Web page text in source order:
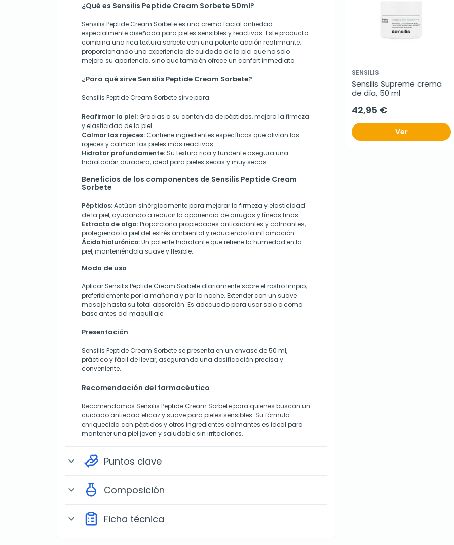
¿Qué es Sensilis Peptide Cream Sorbete 50ml?
Sensilis Peptide Cream Sorbete es una crema facial antiedad
especialmente diseñada para pieles sensibles y reactivas. Este producto
combina una rica textura sorbete con una potente acción reafirmante,
proporcionando una experiencia de cuidado de la piel que no solo
mejora su apariencia, sino que también ofrece un confort inmediato.
¿Para qué sirve Sensilis Peptide Cream Sorbete?
Sensilis Peptide Cream Sorbete sirve para:
Reafirmar la piel: Gracias a su contenido de péptidos, mejora la firmeza
y elasticidad de la piel.
Calmar las rojeces: Contiene ingredientes específicos que alivian las
rojeces y calman las pieles más reactivas.
Hidratar profundamente: Su textura rica y fundente asegura una
hidratación duradera, ideal para pieles secas y muy secas.
Beneficios de los componentes de Sensilis Peptide Cream
Sorbete
Péptidos:Actúan sinérgicamente para mejorar la firmeza y elasticidad
de la piel, ayudando a reducir la apariencia de arrugas y líneas finas.
Extracto de alga:Proporciona propiedades antioxidantes y calmantes,
protegiendo la piel del estrés ambiental y reduciendo la inflamación.
Ácido hialurónico:Un potente hidratante que retiene la humedad en la
piel, manteniéndola suave y flexible.
Modo de uso
Aplicar Sensilis Peptide Cream Sorbete diariamente sobre el rostro limpio,
preferiblemente por la mañana y por la noche. Extender con un suave
masaje hasta su total absorción. Es adecuado para usar solo o como
base antes del maquillaje.
Presentación
Sensilis Peptide Cream Sorbete se presenta en un envase de 50 ml,
práctico y fácil de llevar, asegurando una dosificación precisa y
conveniente.
Recomendación del farmacéutico
Recomendamos Sensilis Peptide Cream Sorbete para quienes buscan un
cuidado antiedad eficaz y suave para pieles sensibles. Su fórmula
enriquecida con péptidos y otros ingredientes calmantes es ideal para
mantener una piel joven y saludable sin irritaciones.
expand_more Puntos clave
expand_more Composición
expand_more Ficha técnica
SENSILIS
Sensilis Supreme crema
de día, 50 ml
42,95 €
Ver